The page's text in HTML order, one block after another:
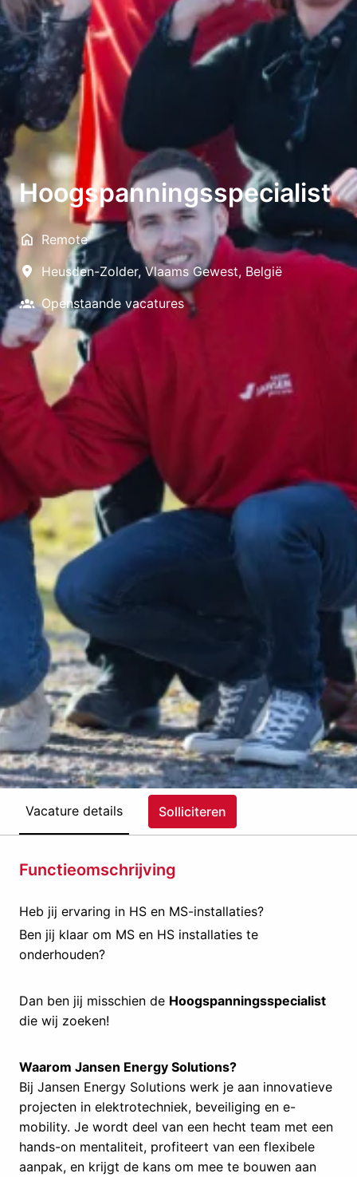
Hoogspanningsspecialist
Remote
Heusden-Zolder, Vlaams Gewest, België
Openstaande vacatures
Vacature details Solliciteren
Functieomschrijving
Heb jij ervaring in HS en MS-installaties?
Ben jij klaar om MS en HS installaties te
onderhouden?
Dan ben jij misschien de Hoogspanningsspecialist
die wij zoeken!
Waarom Jansen Energy Solutions?
Bij Jansen Energy Solutions werk je aan innovatieve
projecten in elektrotechniek, beveiliging en e-
mobility. Je wordt deel van een hecht team met een
hands-on mentaliteit, profiteert van een flexibele
aanpak, en krijgt de kans om mee te bouwen aan